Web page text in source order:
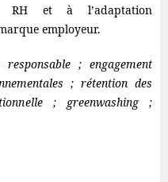
RH et à l’adaptation
employeur.
; engagement
; rétention des
; greenwashing ;